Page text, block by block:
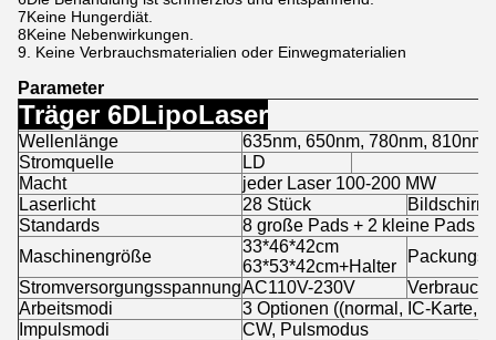
7Keine Hungerdiät.
8Keine Nebenwirkungen.
9. Keine Verbrauchsmaterialien oder Einwegmaterialien
Parameter
Träger 6DLipoLaser
Wellenlänge
635nm, 650nm, 780nm,
Stromquelle
LD
Macht
jeder Laser 100-200 MW
Laserlicht
28 Stück
Bildschirm
Standards
8 große Pads + 2 kleine Pads
Maschinengröße
33*46*42cm
63*53*42cm+Halter
StromversorgungsspannungAC110V-230V
Verbrauch
Arbeitsmodi
3 Optionen ((normal, IC-Karte,
Impulsmodi
CW, Pulsmodus